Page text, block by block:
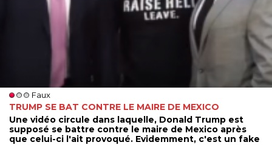
Faux
TRUMP SE BAT CONTRE LE MAIRE DE MEXICO
Une vidéo circule dans laquelle, Donald Trump est
supposé se battre contre le maire de Mexico après
que celui-ci l'ait provoqué. Evidemment, c'est un fake